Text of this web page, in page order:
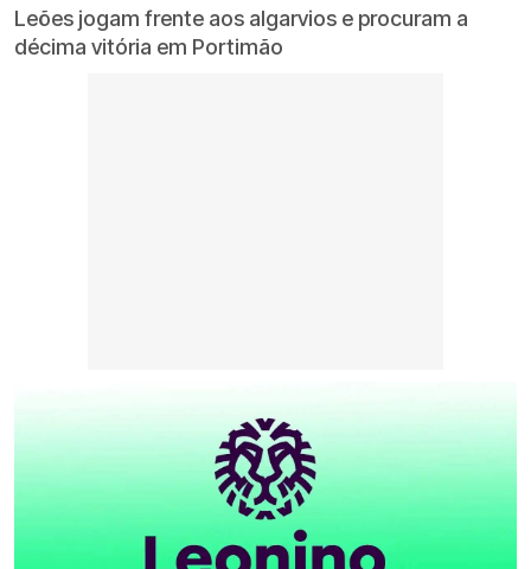
Leões jogam frente aos algarvios e procuram a
décima vitória em Portimão